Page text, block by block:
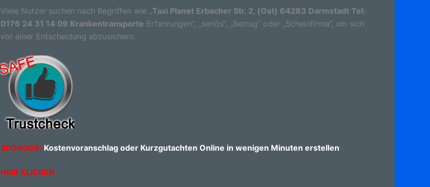
Viele Nutzer suchen nach Begriffen wie „Taxi Planet Erbacher Str. 2, (Ost) 64283 Darmstadt Tel:
0176 24 31 14 09 Krankentransporte Erfahrungen“, „seriös“, „Betrug“ oder „Scheinfirma“, um sich
vor einer Entscheidung abzusichern.
SPONSOR: Kostenvoranschlag oder Kurzgutachten Online in wenigen Minuten erstellen
HIER KLICKEN